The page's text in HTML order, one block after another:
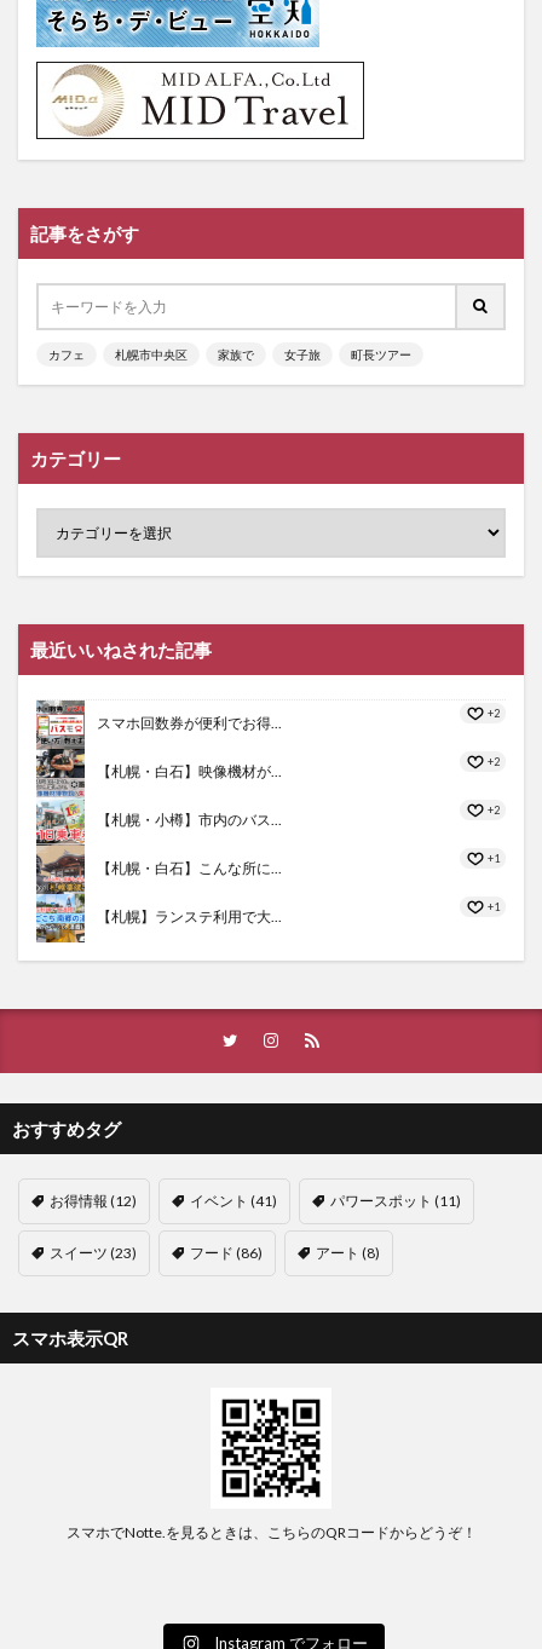
記事をさがす
カフェ 札幌市中央区 家族で 女子旅 町長ツアー
カテゴリー
最近いいねされた記事
スマホ回数券が便利でお得...
+2
【札幌・白石】映像機材が...
+2
【札幌・小樽】市内のバス...
+2
【札幌・白石】こんな所に...
+1
【札幌】ランステ利用で大...
+1
おすすめタグ
お得情報 (12) イベント (41) パワースポット (11)
スイーツ (23) フード (86) アート (8)
スマホ表示QR
スマホでNotte.を見るときは、こちらのQRコードからどうぞ！
Instagram でフォロー